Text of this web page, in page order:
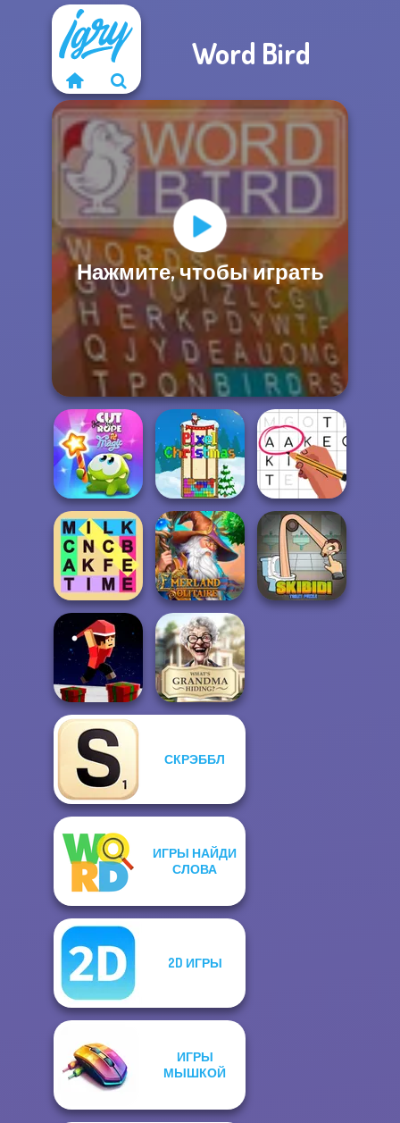
Word Bird
Нажмите, чтобы играть
Cut The Rope
Magic
Pixel Christmas Letters Match
Fillwords: Find
All the Words
Emerland
Solitaire
Parkour Block
Xmas Special
What Is Grandma
СКРЭББЛ
ИГРЫ НАЙДИ
СЛОВА
2D ИГРЫ
ИГРЫ
МЫШКОЙ